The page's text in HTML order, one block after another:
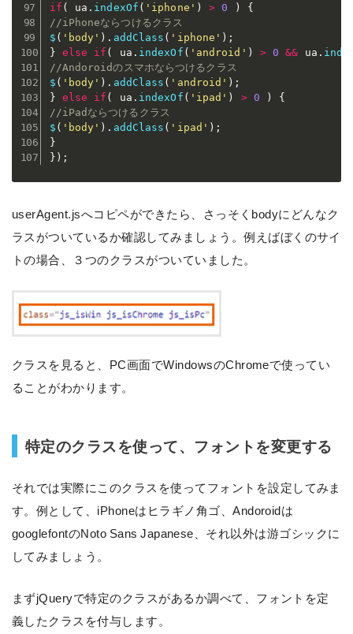
if ( ua . indexOf ( 'iphone' ) > 0 )
{
//iPhoneならつけるクラス
$ ( 'body' ) . addClass ( 'iphone' ) ;
} else if ( ua . indexOf ( 'android' ) > 0 && ua .
//Andoroidのスマホならつけるクラス
$ ( 'body' ) . addClass ( 'android' ) ;
} else if ( ua . indexOf ( 'ipad' ) > 0 )
{
//iPadならつけるクラス
$ ( 'body' ) . addClass ( 'ipad' ) ;
}
} ) ;
userAgent.jsへコピペができたら、さっそくbodyにどんなク
ラスがついているか確認してみましょう。例えばぼくのサイ
トの場合、３つのクラスがついていました。
クラスを見ると、 PC画面でWindowsのChromeで使ってい
ることがわかります。
特定のクラスを使って、フォントを変更する
それでは実際にこのクラスを使ってフォントを設定してみま
す。例として、iPhoneはヒラギノ角ゴ、Andoroidは
googlefontのNoto Sans Japanese、それ以外は游ゴシックに
してみましょう。
まずjQueryで特定のクラスがあるか調べて、フォントを定
義したクラスを付与します。